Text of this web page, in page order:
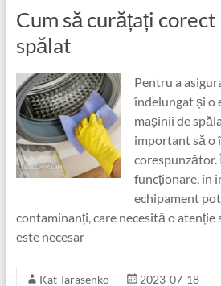
Cum să curățați
spălat
Pentru a
îndelungat și o
mașinii de
important să o
corespunzător.
funcționare, în
echipament
contaminanți, care necesită o atenție
este necesar
Kat Tarasenko 2023-07-18